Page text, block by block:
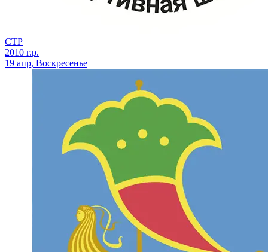
СТР
2010 г.р.
19 апр, Воскресенье